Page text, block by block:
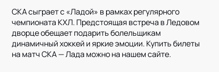
СКА сыграет с «Ладой» в рамках регулярного
чемпионата КХЛ. Предстоящая встреча в Ледовом
дворце обещает подарить болельщикам
динамичный хоккей и яркие эмоции. Купить билеты
на матч СКА — Лада можно на нашем сайте.